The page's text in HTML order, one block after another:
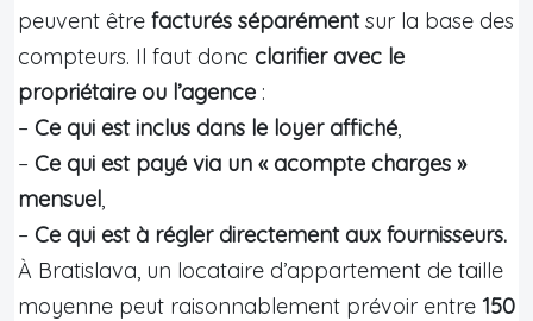
peuvent être facturés séparémentsur la base des
compteurs. Il faut donc clarifier avec le
propriétaire ou l’agence :
– Ce qui est inclus dans le loyer affiché,
– Ce qui est payé via un « acompte charges »
mensuel,
– Ce qui est à régler directement aux fournisseurs.
À Bratislava, un locataire d’appartement de taille
moyenne peut raisonnablement prévoir entre 150